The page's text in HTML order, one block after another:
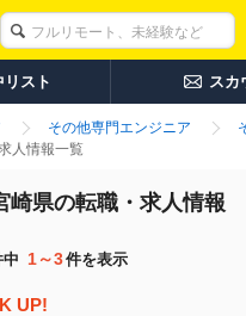
リスト スカ
その他専門エンジニア
人情報一覧
崎県の転職・求人情報
中 1～3件を表示
UP!